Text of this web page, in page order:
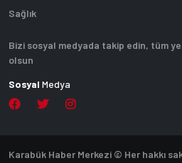
Sağlık
Bizi sosyal medyada takip edin, tüm
olsun
Sosyal Medya
Karabük Haber Merkezi © Her hakkı